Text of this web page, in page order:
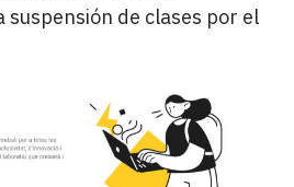
de clases por el